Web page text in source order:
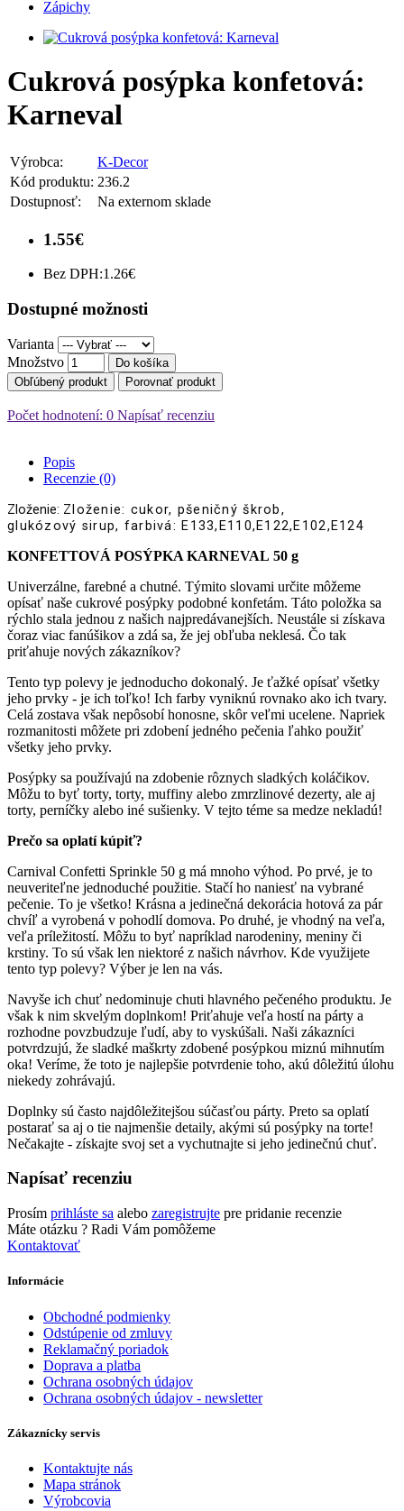
Zápichy
Cukrová posýpka konfetová:
Karneval
Výrobca:
K-Decor
Kód produktu: 236.2
Dostupnosť:
Na externom sklade
1.55€
Bez DPH:1.26€
Dostupné možnosti
Varianta
Množstvo
Do košíka
Obľúbený produkt
Porovnať produkt
Počet hodnotení: 0 Napísať recenziu
Popis
Recenzie (0)
Zloženie: Zloženie: cukor, pšeničný škrob,
glukózový sirup, farbivá: E133,E110,E122,E102,E124
KONFETTOVÁ POSÝPKA KARNEVAL 50 g
Univerzálne, farebné a chutné. Týmito slovami určite môžeme
opísať naše cukrové posýpky podobné konfetám. Táto položka sa
rýchlo stala jednou z našich najpredávanejších. Neustále si získava
čoraz viac fanúšikov a zdá sa, že jej obľuba neklesá. Čo tak
priťahuje nových zákazníkov?
Tento typ polevy je jednoducho dokonalý. Je ťažké opísať všetky
jeho prvky - je ich toľko! Ich farby vyniknú rovnako ako ich tvary.
Celá zostava však nepôsobí honosne, skôr veľmi ucelene. Napriek
rozmanitosti môžete pri zdobení jedného pečenia ľahko použiť
všetky jeho prvky.
Posýpky sa používajú na zdobenie rôznych sladkých koláčikov.
Môžu to byť torty, torty, muffiny alebo zmrzlinové dezerty, ale aj
torty, perníčky alebo iné sušienky. V tejto téme sa medze nekladú!
Prečo sa oplatí kúpiť?
Carnival Confetti Sprinkle 50 g má mnoho výhod. Po prvé, je to
neuveriteľne jednoduché použitie. Stačí ho naniesť na vybrané
pečenie. To je všetko! Krásna a jedinečná dekorácia hotová za pár
chvíľ a vyrobená v pohodlí domova. Po druhé, je vhodný na veľa,
veľa príležitostí. Môžu to byť napríklad narodeniny, meniny či
krstiny. To sú však len niektoré z našich návrhov. Kde využijete
tento typ polevy? Výber je len na vás.
Navyše ich chuť nedominuje chuti hlavného pečeného produktu. Je
však k nim skvelým doplnkom! Priťahuje veľa hostí na párty a
rozhodne povzbudzuje ľudí, aby to vyskúšali. Naši zákazníci
potvrdzujú, že sladké maškrty zdobené posýpkou miznú mihnutím
oka! Veríme, že toto je najlepšie potvrdenie toho, akú dôležitú úlohu
niekedy zohrávajú.
Doplnky sú často najdôležitejšou súčasťou párty. Preto sa oplatí
postarať sa aj o tie najmenšie detaily, akými sú posýpky na torte!
Nečakajte - získajte svoj set a vychutnajte si jeho jedinečnú chuť.
Napísať recenziu
Prosím prihláste sa alebo zaregistrujte pre pridanie recenzie
Máte otázku ? Radi Vám pomôžeme
Kontaktovať
Informácie
Obchodné podmienky
Odstúpenie od zmluvy
Reklamačný poriadok
Doprava a platba
Ochrana osobných údajov
Ochrana osobných údajov - newsletter
Zákaznícky servis
Kontaktujte nás
Mapa stránok
Výrobcovia